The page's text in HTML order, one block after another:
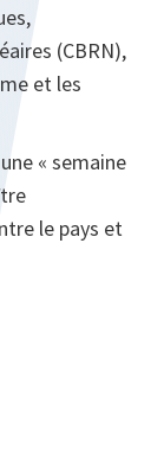
(CBRN),
et les
« semaine
le pays et